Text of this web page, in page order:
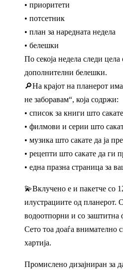
• приоритети
• потсетник
• план за наредната недела
• белешки
По секоја недела следи цела
дополнителни белешки.
🔎На крајот на планерот
не заборавам“, која содржи:
• список за книги што
• филмови и серии што
• музика што сакате да ја
• рецепти што сакате да ги
• една празна страница за
💫Вклучено е и пакетче со
илустрациите од планерот.
водоотпорни и со заштитна
Сето тоа доаѓа внимателно
хартија.
Промислено дизајниран за